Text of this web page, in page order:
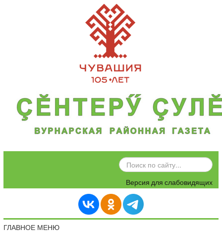
ИСКАТЬ...
Версия для слабовидящих
ГЛАВНОЕ МЕНЮ